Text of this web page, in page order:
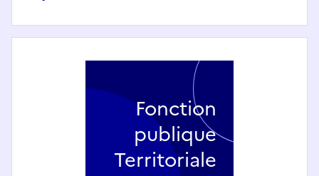
Fonction
publique
Territoriale